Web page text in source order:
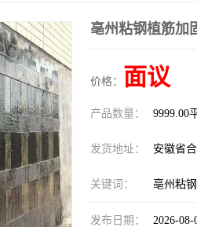
亳州粘钢植筋加
价格： 面议
产品数量： 9999.00
发货地址： 安徽省
关键词： 亳州粘
发布日期： 2026-08-